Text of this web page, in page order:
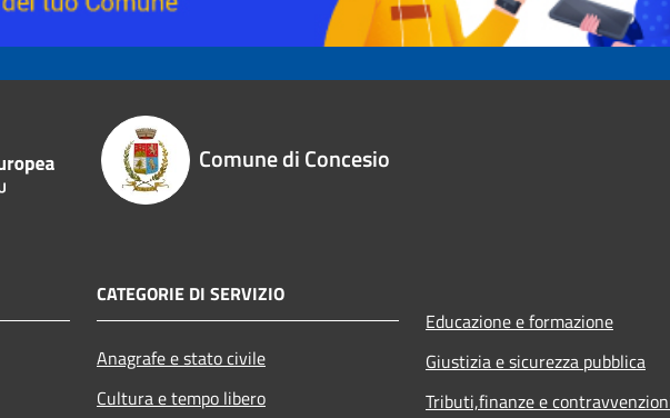
Comune di Concesio
CATEGORIE DI SERVIZIO
Anagrafe e stato civile
Cultura e tempo libero
Educazione e formazione
Giustizia e sicurezza pubblica
Tributi,finanze e